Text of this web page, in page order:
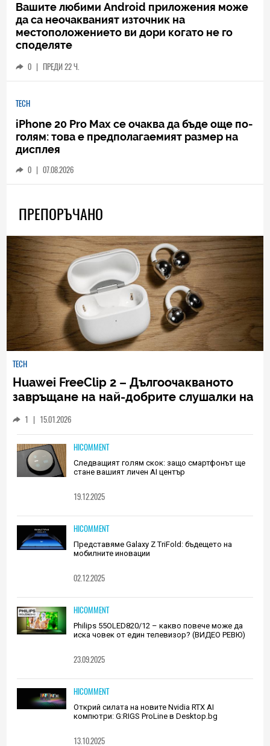
Вашите любими Android приложения може
да са неочакваният източник на
местоположението ви дори когато не го
споделяте
0 | ПРЕДИ 22 Ч.
TECH
iPhone 20 Pro Max се очаква да бъде още по-
голям: това е предполагаемият размер на
дисплея
0 | 07.08.2026
ПРЕПОРЪЧАНО
TECH
Huawei FreeClip 2 – Дългоочакваното
завръщане на най-добрите слушалки на
1 | 15.01.2026
HICOMMENT
Следващият голям скок: защо смартфонът ще
стане вашият личен AI център
19.12.2025
HICOMMENT
Представяме Galaxy Z TriFold: бъдещето на
мобилните иновации
02.12.2025
HICOMMENT
Philips 55OLED820/12 – какво повече може да
иска човек от един телевизор? (ВИДЕО РЕВЮ)
23.09.2025
HICOMMENT
Открий силата на новите Nvidia RTX AI
компютри: G:RIGS ProLine в Desktop.bg
13.10.2025